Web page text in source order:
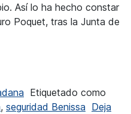
Así lo ha hecho constar
Poquet, tras la Junta de
Etiquetado como
, seguridad Benissa Deja